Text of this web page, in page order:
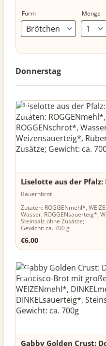
Form Menge
Donnerstag
Liselotte aus der Pfalz:
Bauernbrot
Zutaten: ROGGENmehl*,
Wasser, ROGGENsauerteig*,
Steinsalz ohne Zusätze;
Gewicht: ca. 700 g
€6,00
€6,00
Gabby Golden Crust: